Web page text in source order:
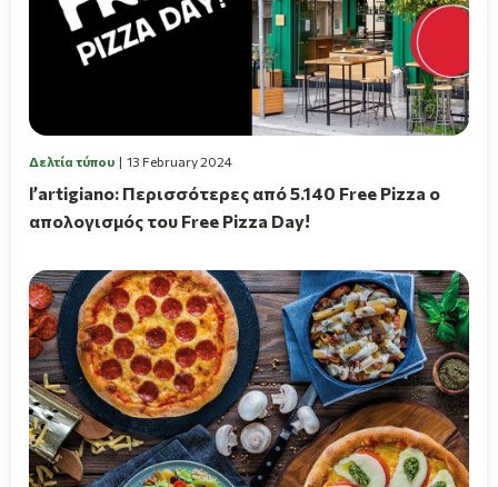
Δελτία τύπου 13 February 2024
l’artigiano: Περισσότερες από 5.140 Free Pizza ο
απολογισμός του Free Pizza Day!